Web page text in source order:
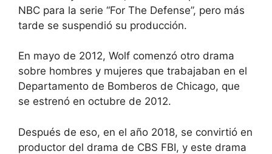
NBC para la serie “For The Defense”, pero más
tarde se suspendió su producción.
En mayo de 2012, Wolf comenzó otro drama
sobre hombres y mujeres que trabajaban en el
Departamento de Bomberos de Chicago, que
se estrenó en octubre de 2012.
Después de eso, en el año 2018, se convirtió en
productor del drama de CBS FBI, y este drama